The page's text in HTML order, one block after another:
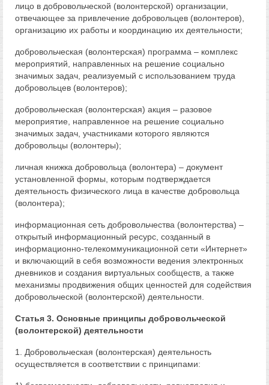
лицо в добровольческой (волонтерской) организации,
отвечающее за привлечение добровольцев (волонтеров),
организацию их работы и координацию их деятельности;
добровольческая (волонтерская) программа – комплекс
мероприятий, направленных на решение социально
значимых задач, реализуемый с использованием труда
добровольцев (волонтеров);
добровольческая (волонтерская) акция – разовое
мероприятие, направленное на решение социально
значимых задач, участниками которого являются
добровольцы (волонтеры);
личная книжка добровольца (волонтера) – документ
установленной формы, которым подтверждается
деятельность физического лица в качестве добровольца
(волонтера);
информационная сеть добровольчества (волонтерства) –
открытый информационный ресурс, созданный в
информационно-телекоммуникационной сети «Интернет»
и включающий в себя возможности ведения электронных
дневников и создания виртуальных сообществ, а также
механизмы продвижения общих ценностей для содействия
добровольческой (волонтерской) деятельности.
Статья 3. Основные принципы добровольческой
(волонтерской) деятельности
1. Добровольческая (волонтерская) деятельность
осуществляется в соответствии с принципами: